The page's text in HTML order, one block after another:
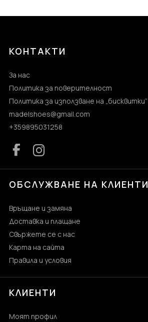
КОНТАКТИ
За нас
Политика за поверителност
Политика за използване на „бисквитки“
madelshoes@gmail.com
+359895031258
ОБСЛУЖВАНЕ НА КЛИЕНТИ
Връщане и замяна
Доставка и плащане
Свържете се с нас
Карта на сайта
Правила и условия
КЛИЕНТИ
Моят профил